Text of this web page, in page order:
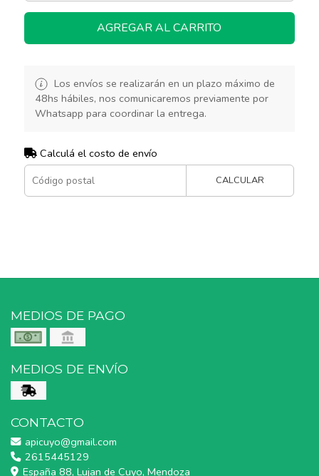
AGREGAR AL CARRITO
Los envíos se realizarán en un plazo máximo de
48hs hábiles, nos comunicaremos previamente por
Whatsapp para coordinar la entrega.
Calculá el costo de envío
CALCULAR
MEDIOS DE PAGO
MEDIOS DE ENVÍO
CONTACTO
apicuyo@gmail.com
2615445129
España 88, Lujan de Cuyo, Mendoza